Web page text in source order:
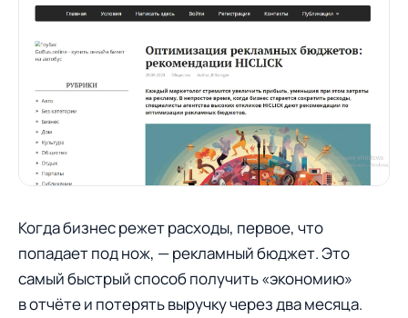
Когда бизнес режет расходы, первое, что
попадает под нож, — рекламный бюджет. Это
самый быстрый способ получить «экономию»
в отчёте и потерять выручку через два месяца.